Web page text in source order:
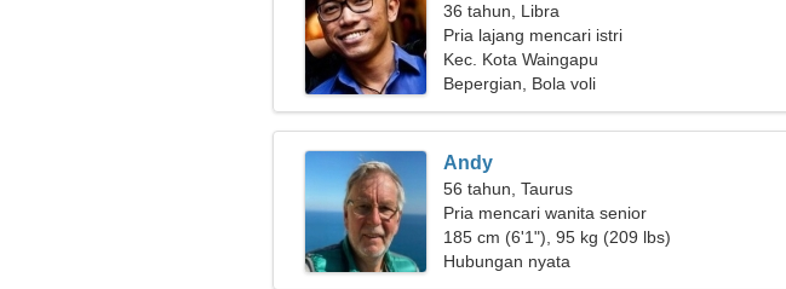
36 tahun, Libra
Pria lajang mencari istri
Kec. Kota Waingapu
Bepergian, Bola voli
Andy
56 tahun, Taurus
Pria mencari wanita senior
185 cm (6'1"), 95 kg (209 lbs)
Hubungan nyata